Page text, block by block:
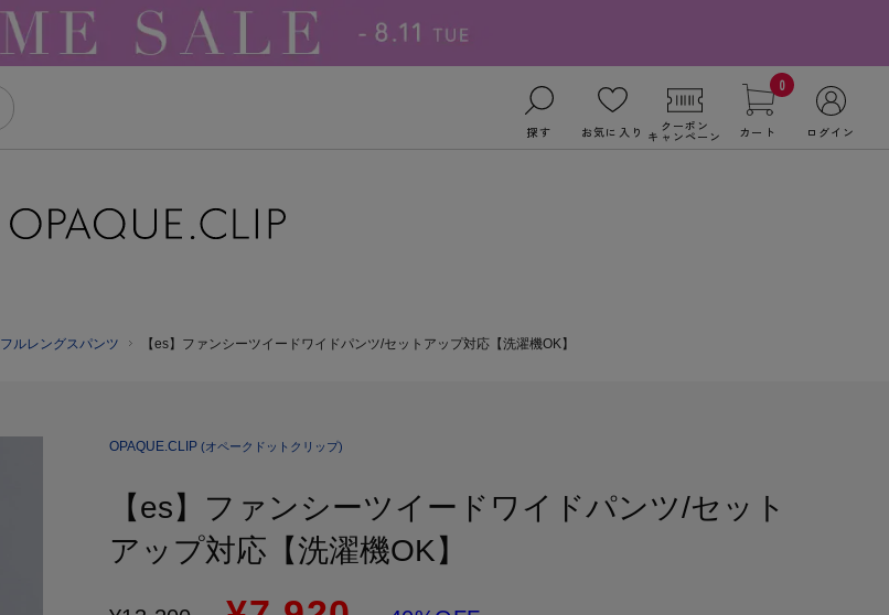
探す お気に入り クーポン
キャンペーン
0
カート ログイン
フルレングスパンツ 【es】ファンシーツイードワイドパンツ/セットアップ対応【洗濯機OK】
OPAQUE.CLIP (オペークドットクリップ)
【es】ファンシーツイードワイドパンツ/セット
アップ対応【洗濯機OK】